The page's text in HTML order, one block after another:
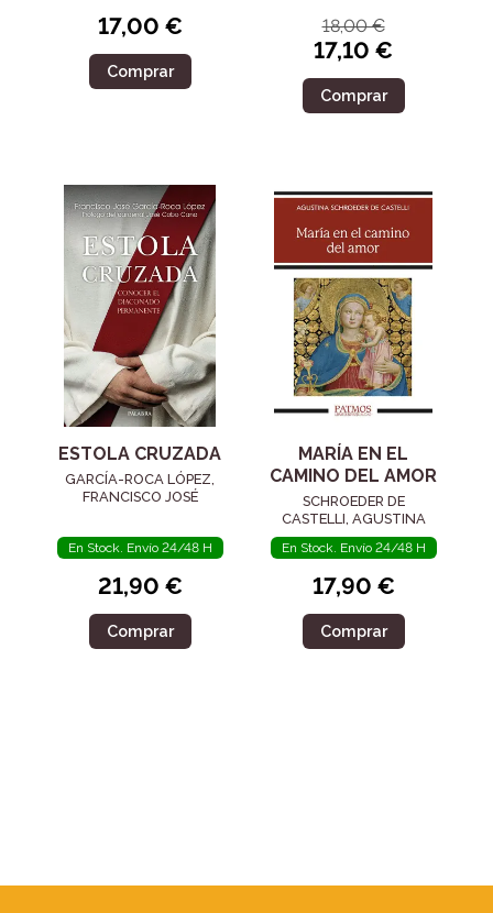
17,00 €
Comprar
18,00 €
17,10 €
Comprar
ESTOLA CRUZADA
GARCÍA-ROCA LÓPEZ,
FRANCISCO JOSÉ
En Stock. Envío 24/48 H
21,90 €
Comprar
MARÍA EN EL
CAMINO DEL AMOR
SCHROEDER DE
CASTELLI, AGUSTINA
En Stock. Envío 24/48 H
17,90 €
Comprar